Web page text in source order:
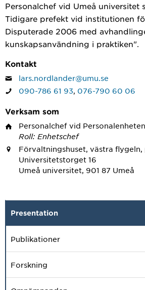
Personalchef vid Umeå universitet
Tidigare prefekt vid institutionen
Disputerade 2006 med
kunskapsanvändning i praktiken".
Kontakt
lars.nordlander@umu.se
090-786 61 93 076-790 60 06
Verksam som
Personalchef vid Personalenheten
Roll: Enhetschef
Förvaltningshuset, västra flygeln,
Universitetstorget 16
Umeå universitet, 901 87 Umeå
Presentation
Publikationer
Forskning